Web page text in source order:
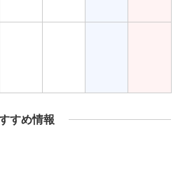
すめ情報